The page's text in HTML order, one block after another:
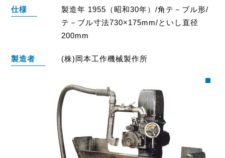
仕様
製造年 1955（昭和30年）/角テ－ブル形/
テ－ブル寸法730×175mm/といし直径
200mm
製造者 (株)岡本工作機械製作所